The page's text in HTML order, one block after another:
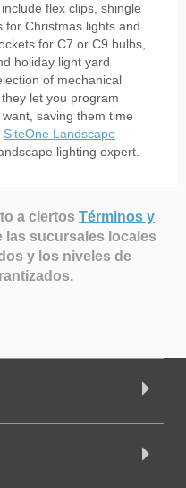
flex clips, shingle
for Christmas lights and
for C7 or C9 bulbs,
holiday light yard
of mechanical
let you program
saving them time
SiteOne Landscape
lighting expert.
a ciertos Términos y
las sucursales locales
y los niveles de